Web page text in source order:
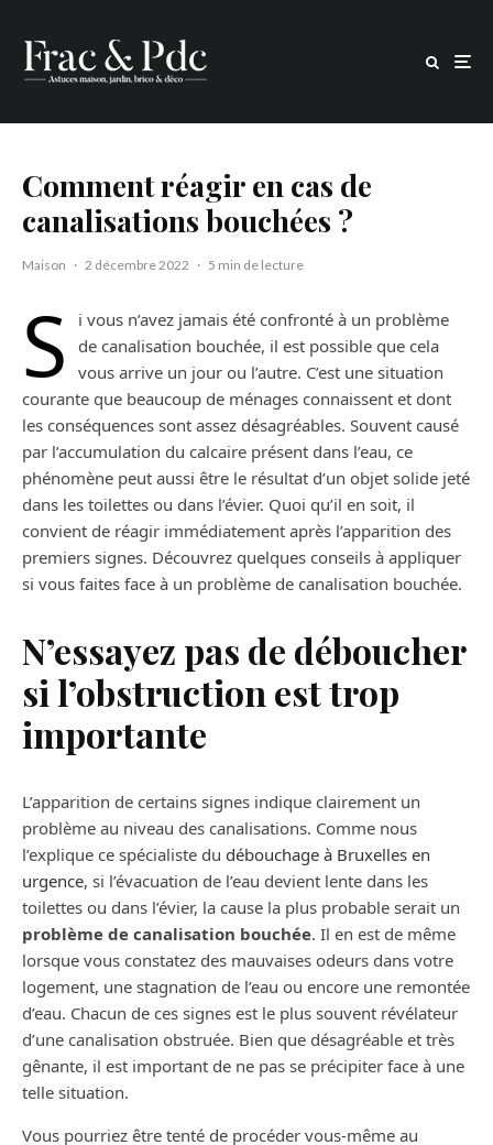
Comment réagir en cas de
canalisations bouchées ?
Maison · 2 décembre 2022 · 5 min de lecture
S
i vous n’avez jamais été confronté à un problème
de canalisation bouchée, il est possible que cela
vous arrive un jour ou l’autre. C’est une situation
courante que beaucoup de ménages connaissent et dont
les conséquences sont assez désagréables. Souvent causé
par l’accumulation du calcaire présent dans l’eau, ce
phénomène peut aussi être le résultat d’un objet solide jeté
dans les toilettes ou dans l’évier. Quoi qu’il en soit, il
convient de réagir immédiatement après l’apparition des
premiers signes. Découvrez quelques conseils à appliquer
si vous faites face à un problème de canalisation bouchée.
N’essayez pas de déboucher
si l’obstruction est trop
importante
L’apparition de certains signes indique clairement un
problème au niveau des canalisations. Comme nous
l’explique ce spécialiste du débouchage à Bruxelles en
urgence, si l’évacuation de l’eau devient lente dans les
toilettes ou dans l’évier, la cause la plus probable serait un
problème de canalisation bouchée. Il en est de même
lorsque vous constatez des mauvaises odeurs dans votre
logement, une stagnation de l’eau ou encore une remontée
d’eau. Chacun de ces signes est le plus souvent révélateur
d’une canalisation obstruée. Bien que désagréable et très
gênante, il est important de ne pas se précipiter face à une
telle situation.
Vous pourriez être tenté de procéder vous-même au